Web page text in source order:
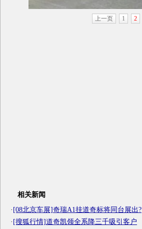
上一页 1 2
相关新闻
·[08北京车展]奇瑞A1挂道奇标将同台展出?
·[搜狐行情]道奇凯领全系降三千吸引客户